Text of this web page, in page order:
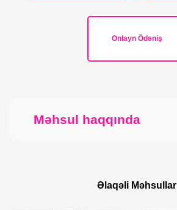
Onlayn Ödəniş
Məhsul haqqında
Əlaqəli Məhsullar